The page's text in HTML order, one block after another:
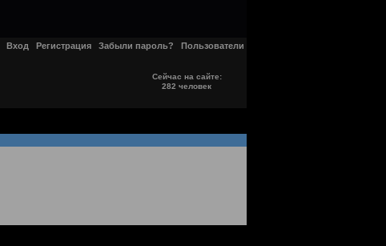
Вход Регистрация Забыли пароль? Пользователи
Сейчас на сайте:
282 человек